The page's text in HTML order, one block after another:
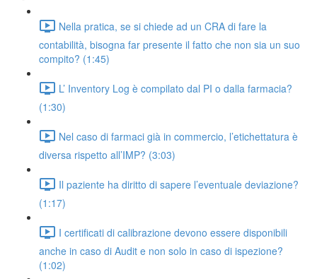
Nella pratica, se si chiede ad un CRA di fare la
contabilità, bisogna far presente il fatto che non sia un suo
compito? (1:45)
L’ Inventory Log è compilato dal PI o dalla farmacia?
(1:30)
Nel caso di farmaci già in commercio, l’etichettatura è
diversa rispetto all’IMP? (3:03)
Il paziente ha diritto di sapere l’eventuale deviazione?
(1:17)
I certificati di calibrazione devono essere disponibili
anche in caso di Audit e non solo in caso di ispezione?
(1:02)